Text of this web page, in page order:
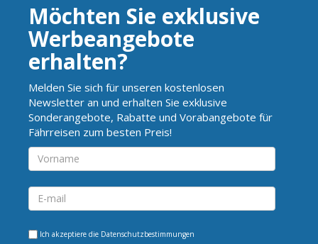
Möchten Sie exklusive
Werbeangebote
erhalten?
Melden Sie sich für unseren kostenlosen
Newsletter an und erhalten Sie exklusive
Sonderangebote, Rabatte und Vorabangebote für
Fährreisen zum besten Preis!
Ich akzeptiere die Datenschutzbestimmungen